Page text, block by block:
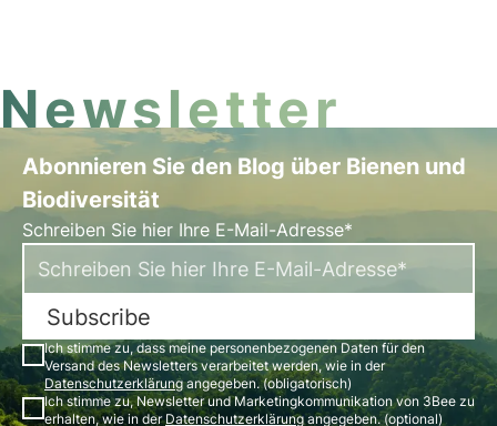
Newsletter
Abonnieren Sie den Blog über Bienen und
Biodiversität
Schreiben Sie hier Ihre E-Mail-Adresse*
Subscribe
Ich stimme zu, dass meine personenbezogenen Daten für den
Versand des Newsletters verarbeitet werden, wie in der
Datenschutzerklärungangegeben. (obligatorisch)
Ich stimme zu, Newsletter und Marketingkommunikation von 3Bee zu
erhalten, wie in derDatenschutzerklärungangegeben. (optional)